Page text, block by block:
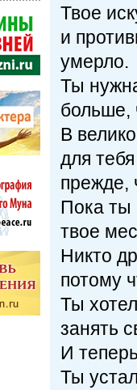
Твое
и
умерло.
Ты
больше,
В
для
прежде,
Пока ты
твое
Никто
потому
Ты
занять
И
Ты